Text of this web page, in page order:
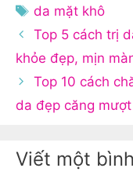
mục
Thẻ
da mặt khô
Top 5 cách trị
khỏe đẹp, mịn
Top 10 cách
da đẹp căng
Viết một